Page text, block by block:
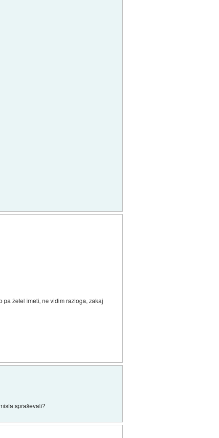
pa želel imeti, ne vidim razloga, zakaj
spraševati?